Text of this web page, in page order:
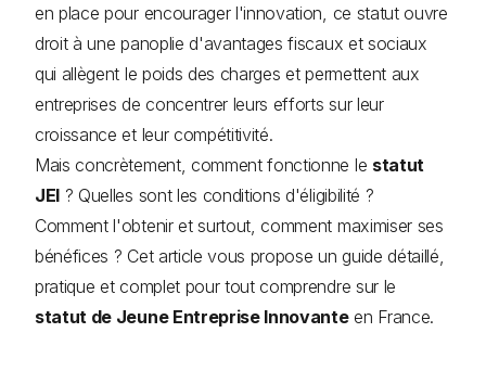
en place pour encourager l'innovation, ce statut ouvre
droit à une panoplie d'avantages fiscaux et sociaux
qui allègent le poids des charges et permettent aux
entreprises de concentrer leurs efforts sur leur
croissance et leur compétitivité.
Mais concrètement, comment fonctionne le statut
JEI ? Quelles sont les conditions d'éligibilité ?
Comment l'obtenir et surtout, comment maximiser ses
bénéfices ? Cet article vous propose un guide détaillé,
pratique et complet pour tout comprendre sur le
statut de Jeune Entreprise Innovanteen France.